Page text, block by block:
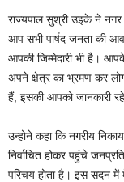
राज्यपाल सुश्री उइके ने
आप सभी पार्षद जनता की
आपकी जिम्मेदारी भी है।
अपने क्षेत्र का भ्रमण कर
हैं, इसकी आपको जानकारी
उन्होने कहा कि नगरीय
निर्वाचित होकर पहुंचे
परिचय होता है। इस सदन